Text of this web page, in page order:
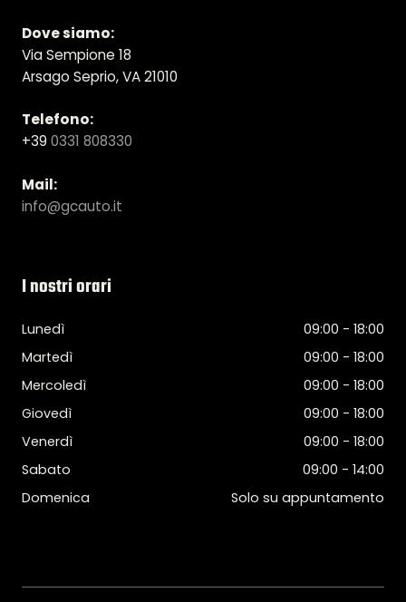
Dove siamo:
Via Sempione 18
Arsago Seprio, VA 21010
Telefono:
+39 0331 808330
Mail:
info@gcauto.it
I nostri orari
Lunedì
09:00 - 18:00
Martedì
09:00 - 18:00
Mercoledì
09:00 - 18:00
Giovedì
09:00 - 18:00
Venerdì
09:00 - 18:00
Sabato
09:00 - 14:00
Domenica
Solo su appuntamento